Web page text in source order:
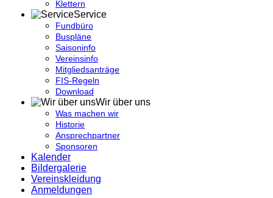
Klettern
Service
Fundbüro
Buspläne
Saisoninfo
Vereinsinfo
Mitgliedsanträge
FIS-Regeln
Download
Wir über uns
Was machen wir
Historie
Ansprechpartner
Sponsoren
Kalender
Bildergalerie
Vereinskleidung
Anmeldungen